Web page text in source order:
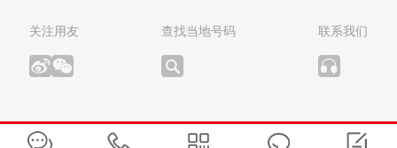
关注用友 查找当地号码 联系我们
版权所有：用友网络科技股份有限公司